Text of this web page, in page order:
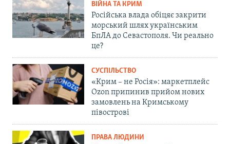
ВІЙНА ТА КРИМ
Російська влада обіцяє закрити
морський шлях українським
БпЛА до Севастополя. Чи реально
це?
СУСПІЛЬСТВО
«Крим – не Росія»: маркетплейс
Ozon припинив прийом нових
замовлень на Кримському
півострові
ПРАВА ЛЮДИНИ